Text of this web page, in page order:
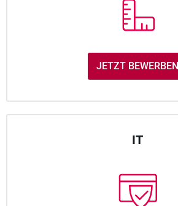
JETZT BEWERBEN
IT